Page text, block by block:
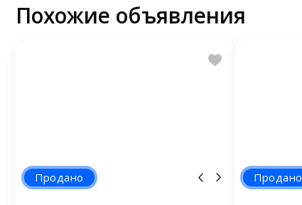
Похожие объявления
Продано Продано